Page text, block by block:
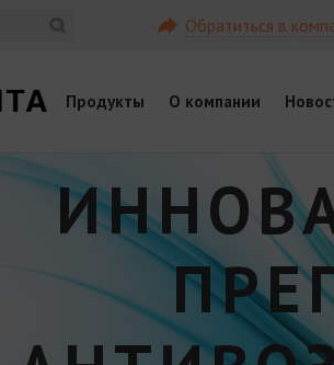
Обратиться в
Продукты О компании